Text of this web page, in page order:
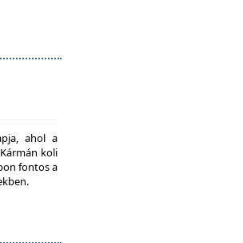
ahol a
koli
fontos a